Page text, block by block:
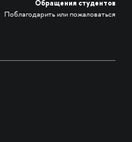
Обращения студентов
Поблагодарить или пожаловаться